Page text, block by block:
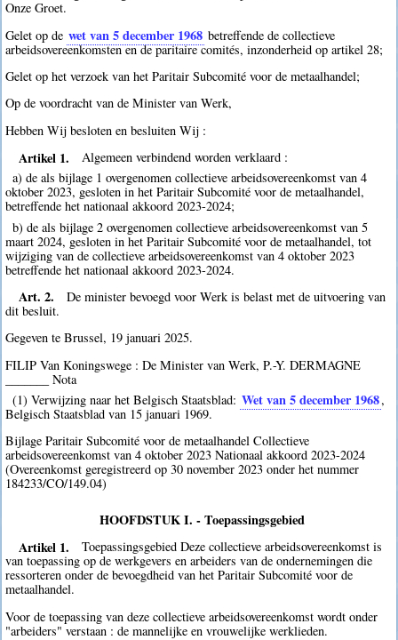
Onze Groet.
Gelet op de wet van 5 december 1968 betreffende de collectieve
arbeidsovereenkomsten en de paritaire comités, inzonderheid op artikel 28;
Gelet op het verzoek van het Paritair Subcomité voor de metaalhandel;
Op de voordracht van de Minister van Werk,
Hebben Wij besloten en besluiten Wij :
Artikel 1.
Algemeen verbindend worden verklaard :
a) de als bijlage 1 overgenomen collectieve arbeidsovereenkomst van 4
oktober 2023, gesloten in het Paritair Subcomité voor de metaalhandel,
betreffende het nationaal akkoord 2023-2024;
b) de als bijlage 2 overgenomen collectieve arbeidsovereenkomst van 5
maart 2024, gesloten in het Paritair Subcomité voor de metaalhandel, tot
wijziging van de collectieve arbeidsovereenkomst van 4 oktober 2023
betreffende het nationaal akkoord 2023-2024.
Art. 2.
De minister bevoegd voor Werk is belast met de uitvoering van
dit besluit.
Gegeven te Brussel, 19 januari 2025.
FILIP Van Koningswege : De Minister van Werk, P.-Y. DERMAGNE
_______ Nota
(1) Verwijzing naar het Belgisch Staatsblad: Wet van 5 december 1968,
Belgisch Staatsblad van 15 januari 1969.
Bijlage Paritair Subcomité voor de metaalhandel Collectieve
arbeidsovereenkomst van 4 oktober 2023 Nationaal akkoord 2023-2024
(Overeenkomst geregistreerd op 30 november 2023 onder het nummer
184233/CO/149.04)
HOOFDSTUK I. - Toepassingsgebied
Artikel 1.
Toepassingsgebied Deze collectieve arbeidsovereenkomst is
van toepassing op de werkgevers en arbeiders van de ondernemingen die
ressorteren onder de bevoegdheid van het Paritair Subcomité voor de
metaalhandel.
Voor de toepassing van deze collectieve arbeidsovereenkomst wordt onder
"arbeiders" verstaan : de mannelijke en vrouwelijke werklieden.